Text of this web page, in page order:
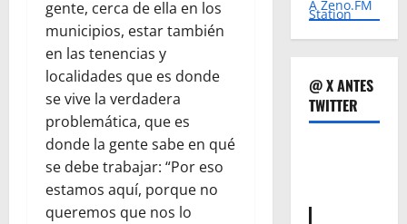
gente, cerca de ella en los
municipios, estar también
en las tenencias y
localidades que es donde
se vive la verdadera
problemática, que es
donde la gente sabe en qué
se debe trabajar: “Por eso
estamos aquí, porque no
queremos que nos lo
A Zeno.FM
Station
@ X ANTES
TWITTER